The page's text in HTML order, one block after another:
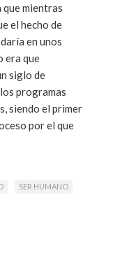
mientras
el hecho de
en unos
era que
siglo de
programas
siendo el primer
por el que
SER HUMANO